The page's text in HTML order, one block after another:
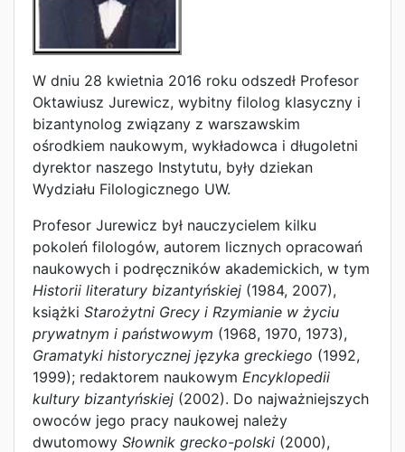
W dniu 28 kwietnia 2016 roku odszedł Profesor
Oktawiusz Jurewicz, wybitny filolog klasyczny i
bizantynolog związany z warszawskim
ośrodkiem naukowym, wykładowca i długoletni
dyrektor naszego Instytutu, były dziekan
Wydziału Filologicznego UW.
Profesor Jurewicz był nauczycielem kilku
pokoleń filologów, autorem licznych opracowań
naukowych i podręczników akademickich, w tym
Historii literatury bizantyńskiej (1984, 2007),
książki Starożytni Grecy i Rzymianie w życiu
prywatnym i państwowym (1968, 1970, 1973),
Gramatyki historycznej języka greckiego (1992,
1999); redaktorem naukowym Encyklopedii
kultury bizantyńskiej (2002). Do najważniejszych
owoców jego pracy naukowej należy
dwutomowy Słownik grecko-polski (2000),